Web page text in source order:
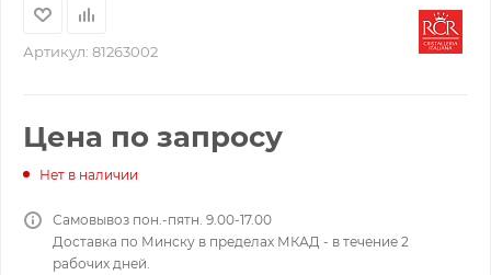
Артикул: 81263002
Цена по запросу
Нет в наличии
Самовывоз пон.-пятн. 9.00-17.00
Доставка по Минску в пределах МКАД - в течение 2
рабочих дней.